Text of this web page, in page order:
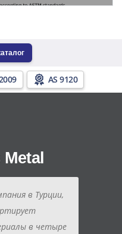
AS 9120
в Турции,
в четыре